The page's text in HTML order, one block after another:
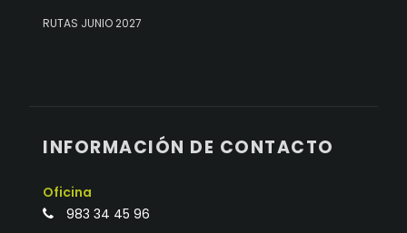
RUTAS JUNIO 2027
INFORMACIÓN DE CONTACTO
Oficina
983 34 45 96